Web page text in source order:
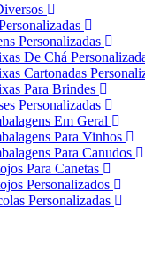
Personalizadas
De Chá
Cartonadas
Para Brindes
Personalizadas
Em Geral
Para Vinhos
Para Canudos
Para Canetas
Personalizados
Personalizadas